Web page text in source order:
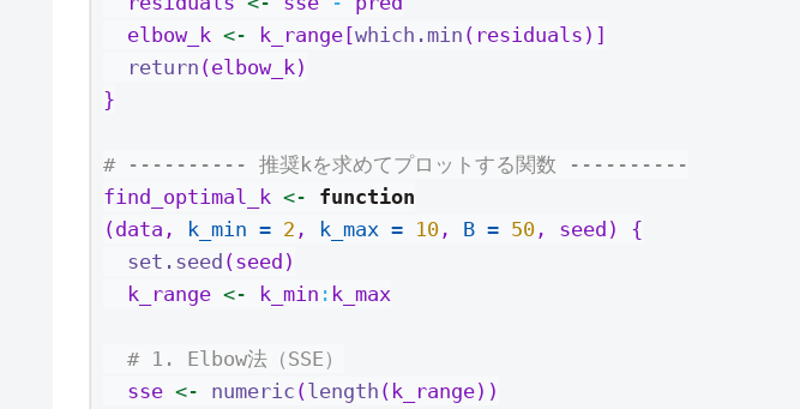
  elbow_k
<- k_range[which.min (residuals)]
return (elbow_k)
}
# ---------- 推奨kを求めてプロットする関数 ----------
find_optimal_k <-
function
(data, k_min = 2 , k_max = 10 , B = 50 , seed) {
set.seed (seed)
  k_range
<- k_min : k_max
# 1. Elbow法（SSE）
  sse
<- numeric (length (k_range))